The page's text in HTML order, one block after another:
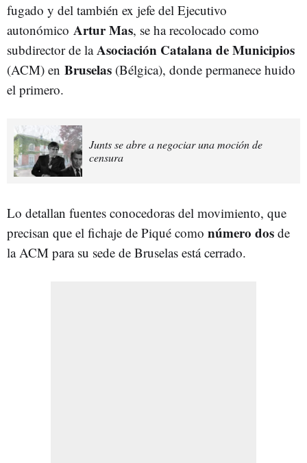
fugado y del también ex jefe del Ejecutivo
autonómico Artur Mas, se ha recolocado como
subdirector de laAsociación Catalana de Municipios
(ACM) en Bruselas (Bélgica), donde permanece huido
el primero.
Junts se abre a negociar una moción de
censura
Lo detallan fuentes conocedoras del movimiento, que
precisan que el fichaje de Piqué como número dos de
la ACM para su sede de Bruselas está cerrado.